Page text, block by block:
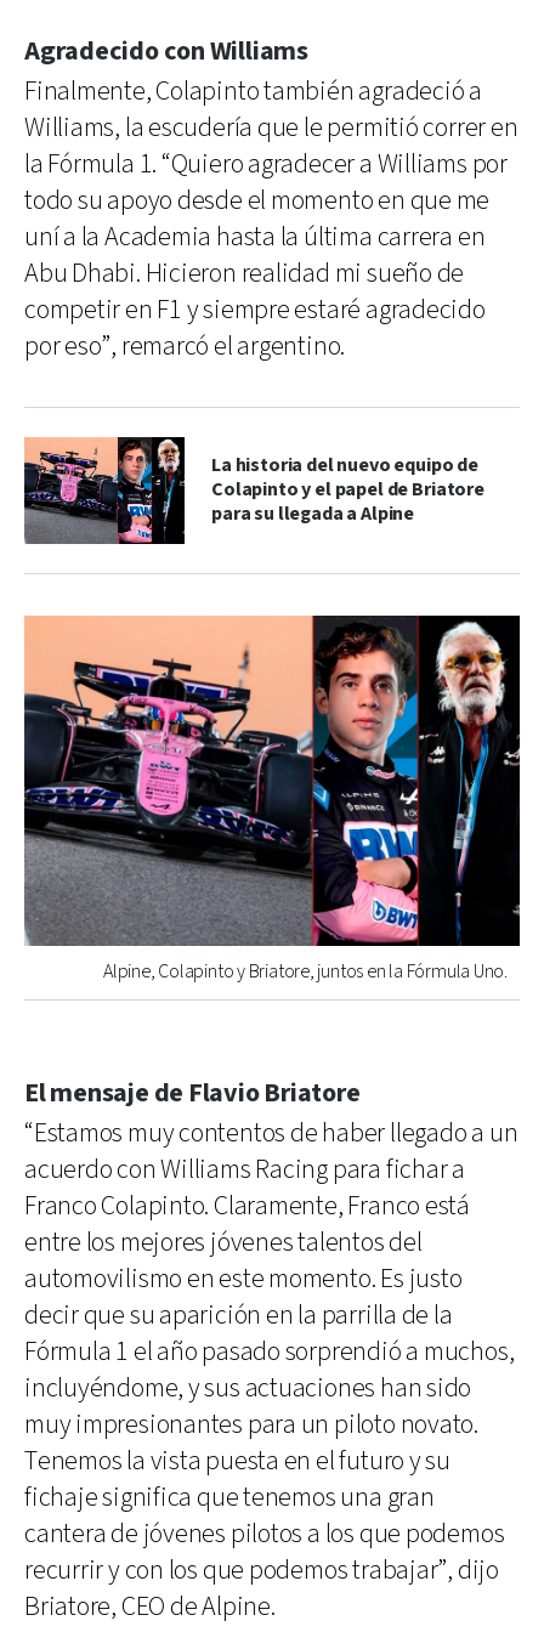
Agradecido con Williams
Finalmente, Colapinto también agradeció a
Williams, la escudería que le permitió correr en
la Fórmula 1. “Quiero agradecer a Williams por
todo su apoyo desde el momento en que me
uní a la Academia hasta la última carrera en
Abu Dhabi. Hicieron realidad mi sueño de
competir en F1 y siempre estaré agradecido
por eso”, remarcó el argentino.
La historia del nuevo equipo de
Colapinto y el papel de Briatore
para su llegada a Alpine
Alpine, Colapinto y Briatore, juntos en la Fórmula Uno.
El mensaje de Flavio Briatore
“Estamos muy contentos de haber llegado a un
acuerdo con Williams Racing para fichar a
Franco Colapinto. Claramente, Franco está
entre los mejores jóvenes talentos del
automovilismo en este momento. Es justo
decir que su aparición en la parrilla de la
Fórmula 1 el año pasado sorprendió a muchos,
incluyéndome, y sus actuaciones han sido
muy impresionantes para un piloto novato.
Tenemos la vista puesta en el futuro y su
fichaje significa que tenemos una gran
cantera de jóvenes pilotos a los que podemos
recurrir y con los que podemos trabajar”, dijo
Briatore, CEO de Alpine.